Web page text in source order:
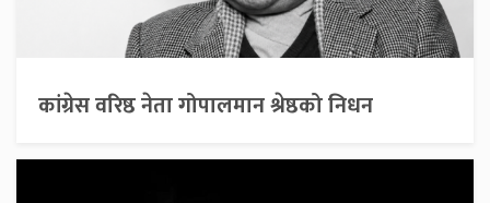
कांग्रेस वरिष्ठ नेता गोपालमान श्रेष्ठको निधन